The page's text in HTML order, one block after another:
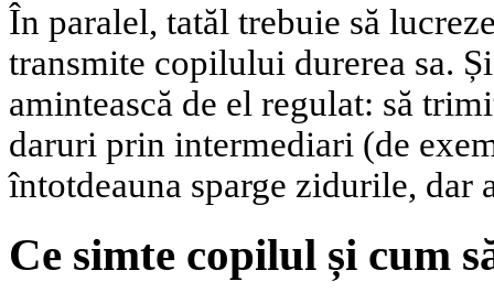
În paralel, tatăl trebuie să
transmite copilului durerea sa.
amintească de el regulat: să
daruri prin intermediari (de
întotdeauna sparge zidurile, dar
Ce simte copilul și cum